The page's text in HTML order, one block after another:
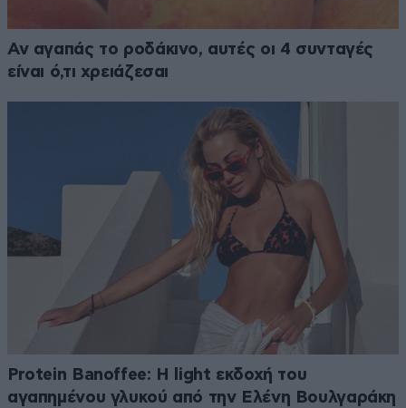
Αν αγαπάς το ροδάκινο, αυτές οι 4 συνταγές
είναι ό,τι χρειάζεσαι
Protein Banoffee: Η light εκδοχή του
αγαπημένου γλυκού από την Ελένη Βουλγαράκη